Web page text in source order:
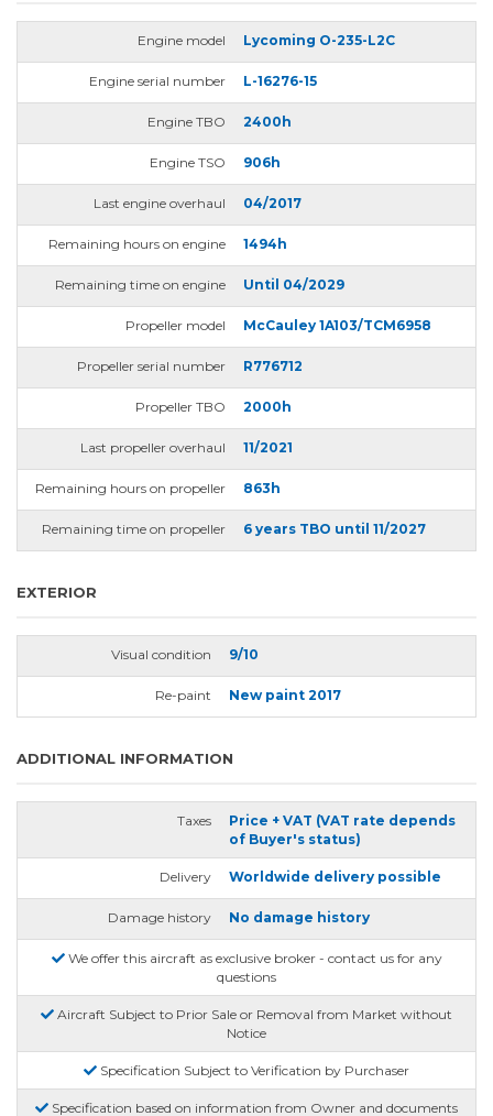
Engine model Lycoming O-235-L2C
Engine serial number L-16276-15
Engine TBO 2400h
Engine TSO 906h
Last engine overhaul 04/2017
Remaining hours on engine 1494h
Remaining time on engine Until 04/2029
Propeller model McCauley 1A103/TCM6958
Propeller serial number R776712
Propeller TBO 2000h
Last propeller overhaul 11/2021
Remaining hours on propeller 863h
Remaining time on propeller 6 years TBO until 11/2027
EXTERIOR
Visual condition 9/10
Re-paint New paint 2017
ADDITIONAL INFORMATION
Taxes
Price + VAT (VAT rate depends
of Buyer's status)
Delivery Worldwide delivery possible
Damage history No damage history
We offer this aircraft as exclusive broker - contact us for any
questions
Aircraft Subject to Prior Sale or Removal from Market without
Notice
Specification Subject to Verification by Purchaser
Specification based on information from Owner and documents